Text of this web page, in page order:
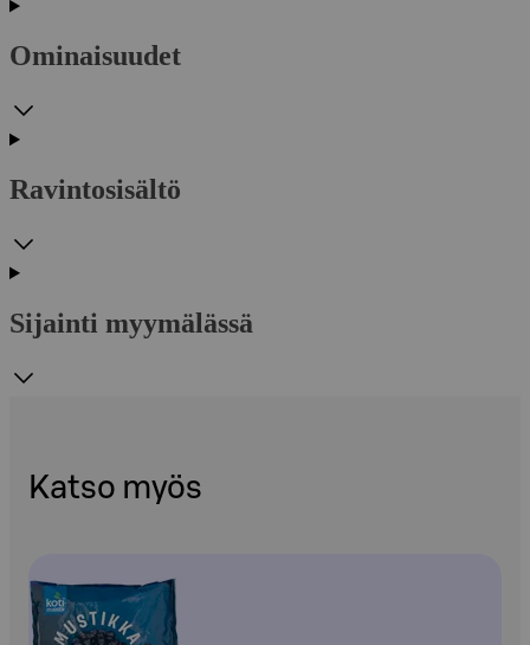
Ominaisuudet
Ravintosisältö
Sijainti myymälässä
Katso myös